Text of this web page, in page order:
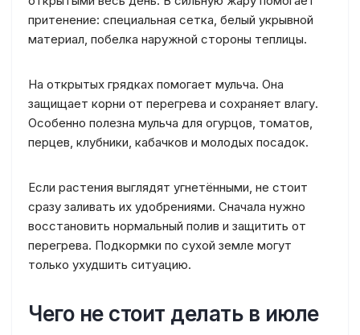
притенение: специальная сетка, белый укрывной
материал, побелка наружной стороны теплицы.
На открытых грядках помогает мульча. Она
защищает корни от перегрева и сохраняет влагу.
Особенно полезна мульча для огурцов, томатов,
перцев, клубники, кабачков и молодых посадок.
Если растения выглядят угнетёнными, не стоит
сразу заливать их удобрениями. Сначала нужно
восстановить нормальный полив и защитить от
перегрева. Подкормки по сухой земле могут
только ухудшить ситуацию.
Чего не стоит делать в июле